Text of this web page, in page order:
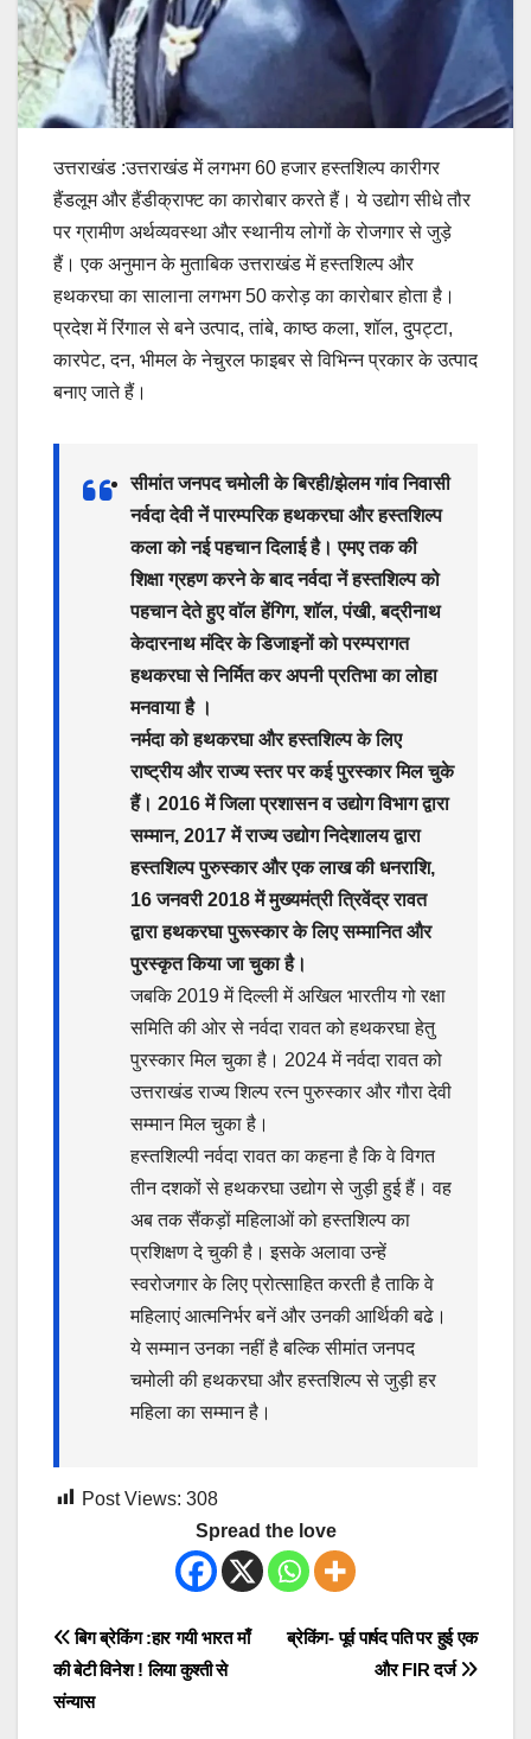
उत्तराखंड :उत्तराखंड में लगभग 60 हजार हस्तशिल्प कारीगर
हैंडलूम और हैंडीक्राफ्ट का कारोबार करते हैं। ये उद्योग सीधे तौर
पर ग्रामीण अर्थव्यवस्था और स्थानीय लोगों के रोजगार से जुड़े
हैं। एक अनुमान के मुताबिक उत्तराखंड में हस्तशिल्प और
हथकरघा का सालाना लगभग 50 करोड़ का कारोबार होता है।
प्रदेश में रिंगाल से बने उत्पाद, तांबे, काष्ठ कला, शॉल, दुपट्टा,
कारपेट, दन, भीमल के नेचुरल फाइबर से विभिन्न प्रकार के उत्पाद
बनाए जाते हैं।
सीमांत जनपद चमोली के बिरही/झेलम गांव निवासी
नर्वदा देवी नें पारम्परिक हथकरघा और हस्तशिल्प
कला को नई पहचान दिलाई है। एमए तक की
शिक्षा ग्रहण करने के बाद नर्वदा नें हस्तशिल्प को
पहचान देते हुए वाॅल हेंगिग, शाॅल, पंखी, बद्रीनाथ
केदारनाथ मंदिर के डिजाइनों को परम्परागत
हथकरघा से निर्मित कर अपनी प्रतिभा का लोहा
मनवाया है ।
नर्मदा को हथकरघा और हस्तशिल्प के लिए
राष्ट्रीय और राज्य स्तर पर कई पुरस्कार मिल चुके
हैं। 2016 में जिला प्रशासन व उद्योग विभाग द्वारा
सम्मान, 2017 में राज्य उद्योग निदेशालय द्वारा
हस्तशिल्प पुरुस्कार और एक लाख की धनराशि,
16 जनवरी 2018 में मुख्यमंत्री त्रिवेंद्र रावत
द्वारा हथकरघा पुरूस्कार के लिए सम्मानित और
पुरस्कृत किया जा चुका है।
जबकि 2019 में दिल्ली में अखिल भारतीय गो रक्षा
समिति की ओर से नर्वदा रावत को हथकरघा हेतु
पुरस्कार मिल चुका है। 2024 में नर्वदा रावत को
उत्तराखंड राज्य शिल्प रत्न पुरुस्कार और गौरा देवी
सम्मान मिल चुका है।
हस्तशिल्पी नर्वदा रावत का कहना है कि वे विगत
तीन दशकों से हथकरघा उद्योग से जुड़ी हुई हैं। वह
अब तक सैंकड़ों महिलाओं को हस्तशिल्प का
प्रशिक्षण दे चुकी है। इसके अलावा उन्हें
स्वरोजगार के लिए प्रोत्साहित करती है ताकि वे
महिलाएं आत्मनिर्भर बनें और उनकी आर्थिकी बढे।
ये सम्मान उनका नहीं है बल्कि सीमांत जनपद
चमोली की हथकरघा और हस्तशिल्प से जुड़ी हर
महिला का सम्मान है।
Post Views: 308
Spread the love
Post
navigation
ब्रेकिंग- पूर्व पार्षद पति पर हुई एक
और FIR दर्ज
बिग ब्रेकिंग :हार गयी भारत माँ
की बेटी विनेश ! लिया कुश्ती से
संन्यास